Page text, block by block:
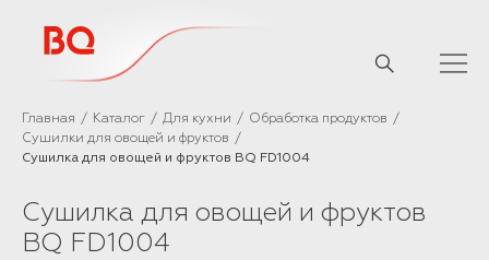
Главная Каталог Для кухни
Обработка продуктов
Сушилки для овощей и фруктов
Сушилка для овощей и фруктов BQ FD1004
Сушилка для овощей и фруктов
BQ FD1004